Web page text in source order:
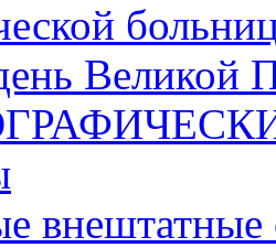
Великой
внештатные